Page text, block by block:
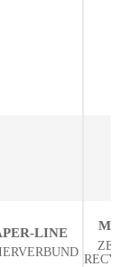
LINE